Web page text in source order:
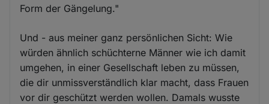
Form der Gängelung."
Und - aus meiner ganz persönlichen Sicht: Wie
würden ähnlich schüchterne Männer wie ich damit
umgehen, in einer Gesellschaft leben zu müssen,
die dir unmissverständlich klar macht, dass Frauen
vor dir geschützt werden wollen. Damals wusste